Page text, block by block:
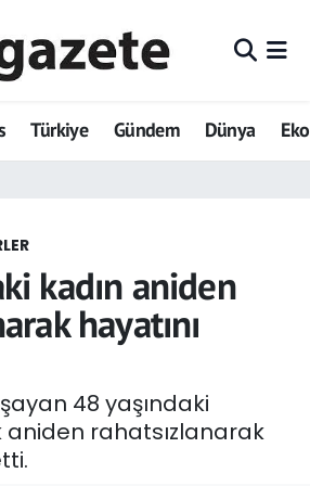
Türkiye Gündem Dünya
kadın aniden
hayatını
48 yaşındaki
aniden rahatsızlanarak